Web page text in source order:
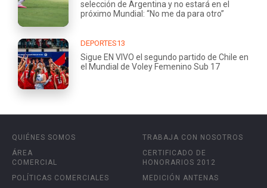
selección de Argentina y no estará en el
próximo Mundial: “No me da para otro”
DEPORTES13
Sigue EN VIVO el segundo partido de Chile en
el Mundial de Voley Femenino Sub 17
QUIÉNES SOMOS
ÁREA
COMERCIAL
POLÍTICAS COMERCIALES
TRABAJA CON NOSOTROS
CERTIFICADO DE
HONORARIOS 2012
MEDICIÓN ANTENAS